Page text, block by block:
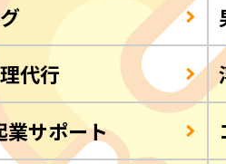
代行
業サポート